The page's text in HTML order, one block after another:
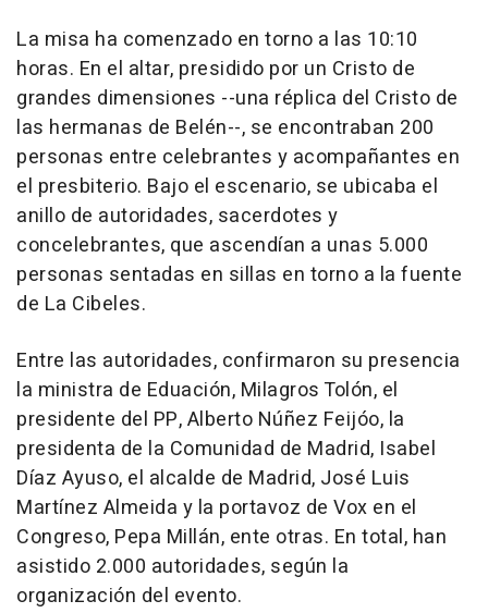
La misa ha comenzado en torno a las 10:10
horas. En el altar, presidido por un Cristo de
grandes dimensiones --una réplica del Cristo de
las hermanas de Belén--, se encontraban 200
personas entre celebrantes y acompañantes en
el presbiterio. Bajo el escenario, se ubicaba el
anillo de autoridades, sacerdotes y
concelebrantes, que ascendían a unas 5.000
personas sentadas en sillas en torno a la fuente
de La Cibeles.
Entre las autoridades, confirmaron su presencia
la ministra de Eduación, Milagros Tolón, el
presidente del PP, Alberto Núñez Feijóo, la
presidenta de la Comunidad de Madrid, Isabel
Díaz Ayuso, el alcalde de Madrid, José Luis
Martínez Almeida y la portavoz de Vox en el
Congreso, Pepa Millán, ente otras. En total, han
asistido 2.000 autoridades, según la
organización del evento.